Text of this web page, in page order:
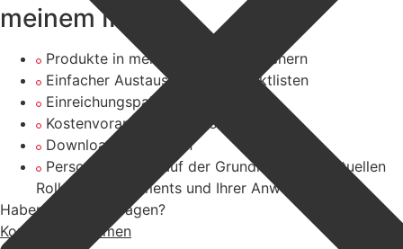
meinem IPS
Produkte in mehreren Listen speichern
Einfacher Austausch von Produktlisten
Einreichungspakete samenstellen
Kostenvoranschläge anfordern
Downloads speichern
Personalisierung auf der Grundlage Ihrer aktuellen
Rolle, Ihres Segments und Ihrer Anwendung
Haben Sie noch Fragen?
Kontakt aufnehmen